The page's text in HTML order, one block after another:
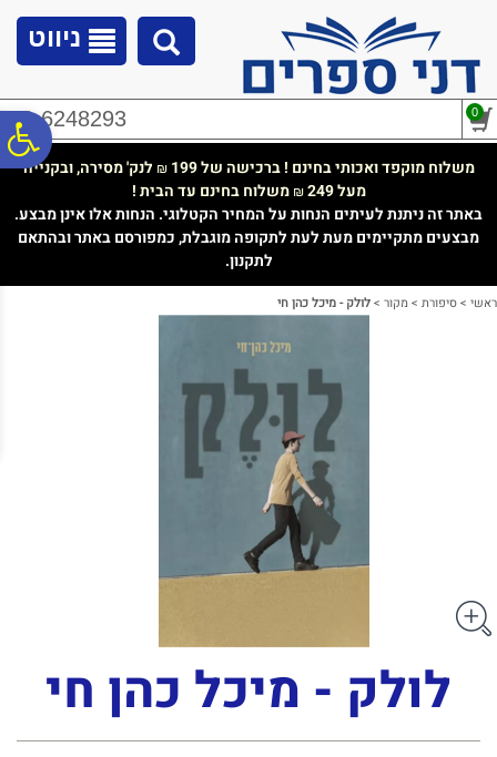
נגישות
ניווט
02-6248293 0
משלוח מוקפד ואכותי בחינם ! ברכישה של 199 ₪ לנק' מסירה, ובקנייה
מעל 249
₪משלוח בחינם עד הבית !
באתר זה ניתנת לעיתים הנחות על המחיר הקטלוגי. הנחות אלו אינן מבצע.
מבצעים מתקיימים מעת לעת לתקופה מוגבלת, כמפורסם באתר ובהתאם
לתקנון.
ראשי >סיפורת >מקור >לולק - מיכל כהן חי
לולק - מיכל כהן חי